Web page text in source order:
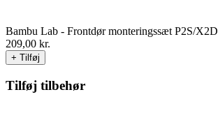
Bambu Lab - Frontdør monteringssæt P2S/X2D
209,00 kr.
+ Tilføj
Tilføj tilbehør